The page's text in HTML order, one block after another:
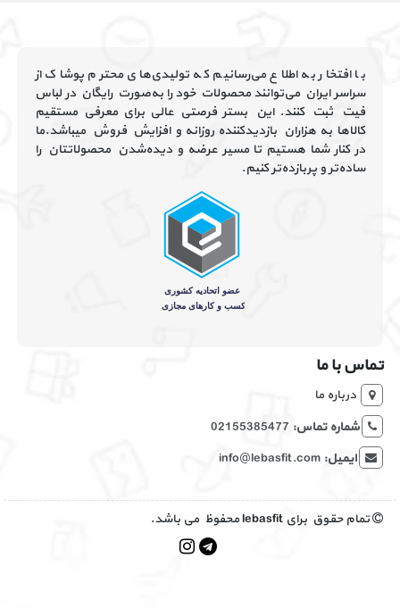
با افتخار به اطلاع می‌رسانیم که تولیدی‌های محترم پوشاک از
سراسر ایران می‌توانند محصولات خود را به‌صورت رایگان در لباس
فیت ثبت کنند. این بستر فرصتی عالی برای معرفی مستقیم
کالاها به هزاران بازدیدکننده روزانه و افزایش فروش میباشد.ما
در کنار شما هستیم تا مسیر عرضه و دیده‌شدن محصولاتتان را
ساده‌تر و پربازده‌تر کنیم.
تماس با ما
درباره ما
شماره تماس: 02155385477
ایمیل:info@lebasfit.com
تمام حقوق برای lebasfit محفوظ می باشد.